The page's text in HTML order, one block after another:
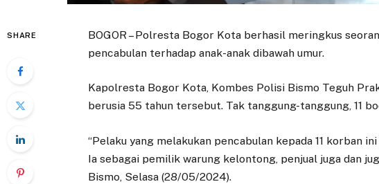
SHARE
BOGOR – Polresta Bogor Kota berhasil meringkus
pencabulan terhadap anak-anak dibawah umur.
Kapolresta Bogor Kota, Kombes Polisi Bismo Teguh
berusia 55 tahun tersebut. Tak tanggung-tanggung, 11
“Pelaku yang melakukan pencabulan kepada 11 korban
Ia sebagai pemilik warung kelontong, penjual juga dan
Bismo, Selasa (28/05/2024).